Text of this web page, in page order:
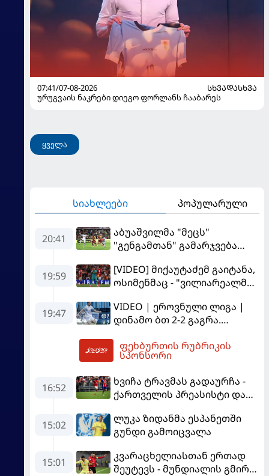
07:41/07-08-2026
ᲡᲮᲕᲐᲓᲐᲡᲮᲕᲐ
ურუგვაის ნაკრები დიეგო ფორლანს ჩააბარეს
ყველა
სიახლეები პოპულარული
20:41
აბუაშვილმა "მეცს"
"გენგამთან" გამარჯვება
19:59
[VIDEO] მიქაუტაძემ გაიტანა,
ოსიმენმაც - "ვილიარეალმა"
"გალათასარაის" მოუგო
19:47
VIDEO | ეროვნული ლიგა |
დინამო ბთ 2-2 გაგრა.
ფეხბურთის რუბრიკის
სპონსორი
16:52
ხვიჩა ტრავმას გადაურჩა -
ქართველის პრეასისტი და
იუნაიტედთან"
15:02
ლუკა ზიდანმა ესპანეთში
გუნდი გამოიცვალა
15:01
კვარაცხელიასთან ერთად
შეუტევს - მუნდიალის გმირი